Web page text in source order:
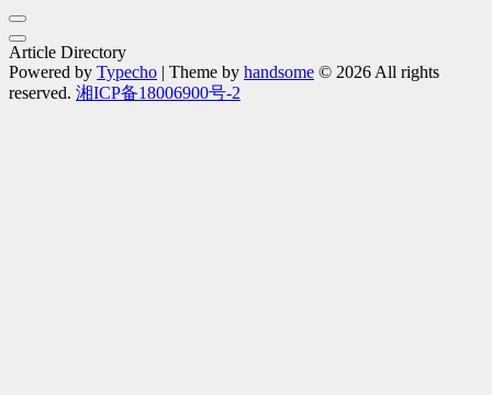
Article Directory
Powered by Typecho | Theme by handsome © 2026 All rights
reserved. 湘ICP备18006900号-2